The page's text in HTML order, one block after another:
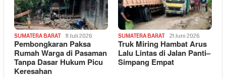
SUMATERA BARAT 11 Juli 2026
Pembongkaran Paksa
Rumah Warga di Pasaman
Tanpa Dasar Hukum Picu
Keresahan
SUMATERA BARAT 21 Juni 2026
Truk Miring Hambat Arus
Lalu Lintas di Jalan Panti–
Simpang Empat